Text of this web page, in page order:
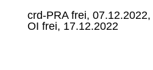
crd-PRA frei, 07.12.2022,
OI frei, 17.12.2022